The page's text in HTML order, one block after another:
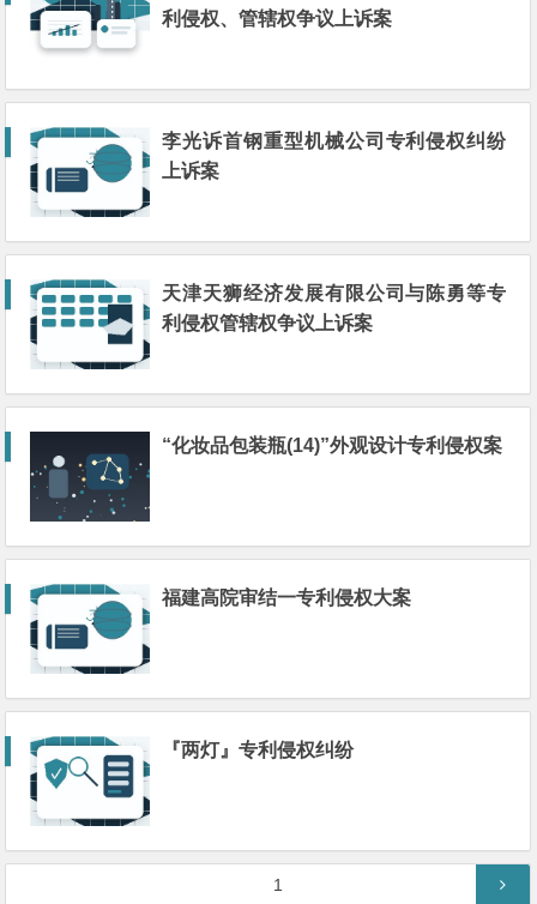
利侵权、管辖权争议上诉案
李光诉首钢重型机械公司专利侵权纠纷
上诉案
天津天狮经济发展有限公司与陈勇等专
利侵权管辖权争议上诉案
“化妆品包装瓶(14)”外观设计专利侵权案
福建高院审结一专利侵权大案
『两灯』专利侵权纠纷
1